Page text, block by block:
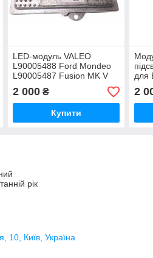
LED-модуль VALEO
L90005488 Ford Mondeo
L90005487 Fusion MK V
2016
2 000₴
Купити
для
2
рік
10, Київ, Україна